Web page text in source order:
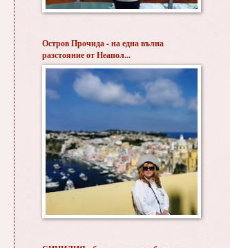
Остров Прочида - на една вълна
разстояние от Неапол...